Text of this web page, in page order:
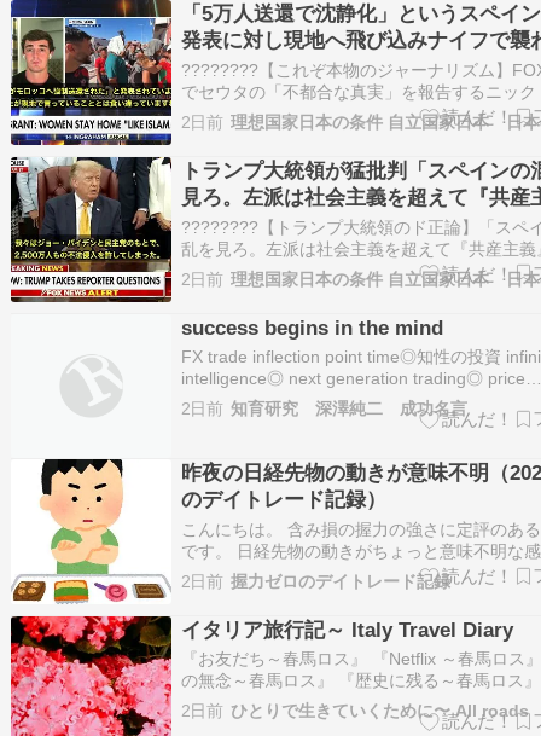
「5万人送還で沈静化」というスペイ
発表に対し現地へ飛び込みナイフで襲
けながらも調査
????????【これぞ本物のジャーナリズム】
でセウタの「不都合な真実」を報告するニック
リー。「5万人送還で沈静化」というスペイン
表に対し、自ら現地へ飛び込みナイフで襲わ
らもカメラを回し続けた調査報道記者ニック
ー氏。FOX N…
2日前
トランプ大統領が猛批判「スペインの
見ろ。左派は社会主義を超えて『共産
へ突進している」
????????【トランプ大統領のド正論】「スペ
乱を見ろ。左派は社会主義を超えて『共産主義
している。」スペインの不法越境危機（セウタ
け、トランプ大統領が猛批判。・「バイデン政
・「左派候補を選べ…
2日前
success begins in the mind
FX trade inflection point time◎知性の投資
intelligence◎ next generation trading◎ price
movements18:00 欧州連合 06月 ユーロ圏生産
数PPI 20:00 07/2…
2日前 知育研究 深澤純二 成功名言
昨夜の日経先物の動きが意味不明（
のデイトレード記録）
こんにちは。 含み損の握力の強さに定評のあ
です。 日経先物の動きがちょっと意味不明な
れでは今日のデイトレードを振り返っていきま
ブログランキングに参加しています。クリッ
ると嬉しいです。 2026/8/4のデイトレード 日
昨夜から乱…
2日前 握力ゼロのデイトレード記録
イタリア旅行記～ Italy Travel Diary
『お友だち～春馬ロス』 『Netflix ～春馬ロス
の無念～春馬ロス』 『歴史に残る～春馬ロス
者～春馬ロス』 『少年と大人～春馬ロス』 『
三浦春馬４～春…ameblo.jp 久しぶりに海外旅
2日前 ひとりで生きていくために〜 All roads